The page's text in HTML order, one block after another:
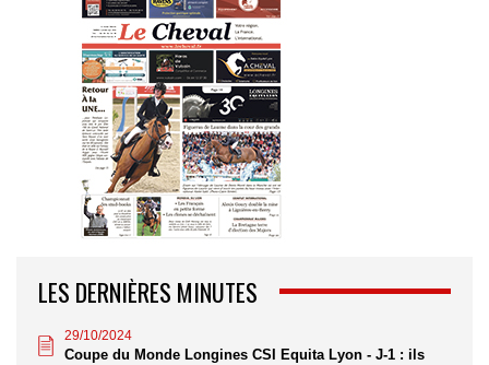
LES DERNIÈRES MINUTES
29/10/2024
Coupe du Monde Longines CSI Equita Lyon - J-1 : ils